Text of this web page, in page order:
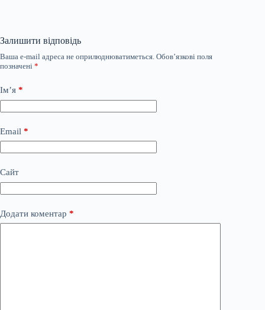
Залишити відповідь
Ваша e-mail адреса не оприлюднюватиметься. Обов’язкові поля
позначені *
Ім’я *
Email *
Сайт
Додати коментар *